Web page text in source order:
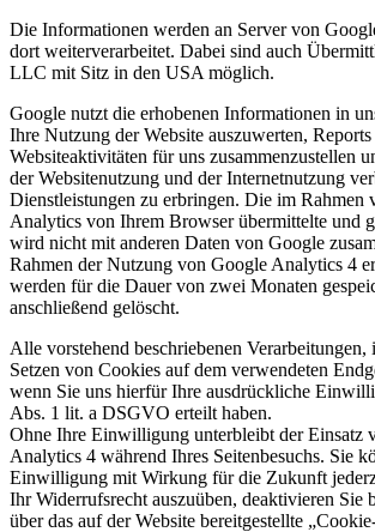
Die Informationen werden an Server von
dort weiterverarbeitet. Dabei sind auch
LLC mit Sitz in den USA möglich.
Google nutzt die erhobenen Informationen in
Ihre Nutzung der Website auszuwerten,
Websiteaktivitäten für uns zusammenzustellen
der Websitenutzung und der Internetnutzung
Dienstleistungen zu erbringen. Die im Rahmen
Analytics von Ihrem Browser übermittelte und
wird nicht mit anderen Daten von Google
Rahmen der Nutzung von Google Analytics 4
werden für die Dauer von zwei Monaten
anschließend gelöscht.
Alle vorstehend beschriebenen Verarbeitungen,
Setzen von Cookies auf dem verwendeten
wenn Sie uns hierfür Ihre ausdrückliche
Abs. 1 lit. a DSGVO erteilt haben.
Ohne Ihre Einwilligung unterbleibt der Einsatz
Analytics 4 während Ihres Seitenbesuchs. Sie
Einwilligung mit Wirkung für die Zukunft
Ihr Widerrufsrecht auszuüben, deaktivieren Sie
über das auf der Website bereitgestellte